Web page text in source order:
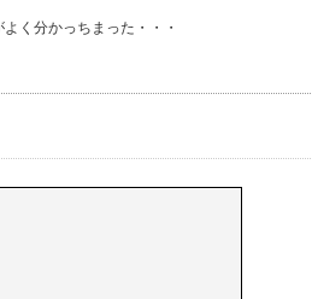
く分かっちまった・・・